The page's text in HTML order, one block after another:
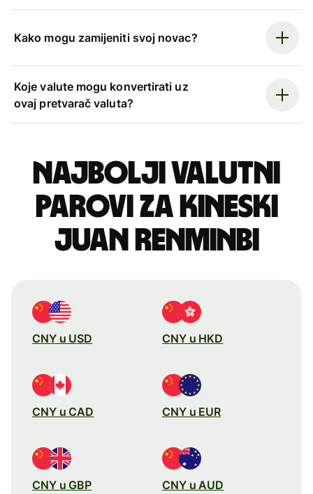
Kako mogu zamijeniti svoj novac?
Koje valute mogu konvertirati uz
ovaj pretvarač valuta?
Najbolji valutni
parovi za kineski
juan renminbi
CNY u USD CNY u HKD
CNY u CAD CNY u EUR
CNY u GBP CNY u AUD